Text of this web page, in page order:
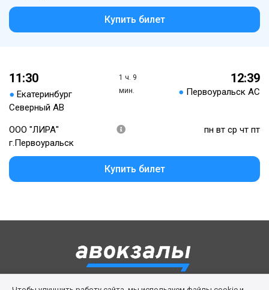
Купить билет
11:30
● Екатеринбург
Северный АВ
1 ч. 9
мин.
12:39
● Первоуральск АС
ООО "ЛИРА"
г.Первоуральск
пн вт ср чт пт
Купить билет